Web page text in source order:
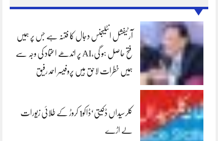
آرٹیفشل انٹلیجنس دجال کا فتنہ ہے جس پر ہمیں
فتح حاصل ہو گی،AI پر اندھے اعتماد کی وجہ سے
ہمیں خطرات لاحق ہیں پروفیسر احمد رفیق
کلرسیداں ڈکیتی‘ڈاکو1 کروڑ کے طلائی زیورات
لے اڑے